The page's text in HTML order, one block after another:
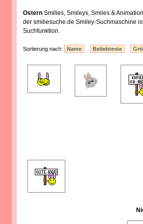
Ostern Smilies, Smileys, Smiles &
der smiliesuche.de Smiley-Suchmaschine
Suchfunktion.
Sortierung nach: Name Beliebteste